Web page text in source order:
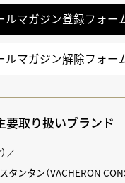
ルマガジン登録フォー
ルマガジン解除フォー
要取り扱いブランド
タンタン（VACHERON